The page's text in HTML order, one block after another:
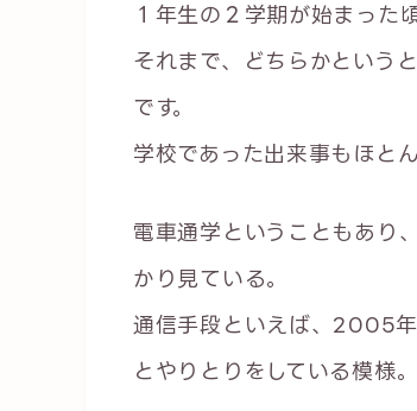
１年生の２学期が始まった
それまで、どちらかという
です。
学校であった出来事もほと
電車通学ということもあり
かり見ている。
通信手段といえば、2005年
とやりとりをしている模様。